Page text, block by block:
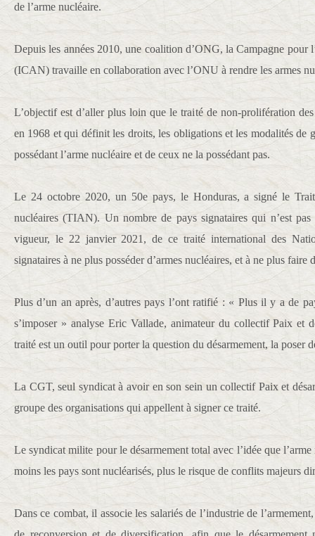
de l’arme nucléaire.
Depuis les années 2010, une coalition d’ONG, la Campagne pour
(ICAN) travaille en collaboration avec l’ONU à rendre les armes
L’objectif est d’aller plus loin que le traité de non-prolifération
en 1968 et qui définit les droits, les obligations et les modalités de
possédant l’arme nucléaire et de ceux ne la possédant pas.
Le 24 octobre 2020, un 50e pays, le Honduras, a signé le
nucléaires (TIAN). Un nombre de pays signataires qui n’est
vigueur, le 22 janvier 2021, de ce traité international des
signataires à ne plus posséder d’armes nucléaires, et à ne plus faire
Plus d’un an après, d’autres pays l’ont ratifié : « Plus il y a de
s’imposer » analyse Eric Vallade, animateur du collectif Paix et
traité est un outil pour porter la question du désarmement, la poser
La CGT, seul syndicat à avoir en son sein un collectif Paix et
groupe des organisations qui appellent à signer ce traité.
Le syndicat milite pour le désarmement total avec l’idée que l’arme
moins les pays sont nucléarisés, plus le risque de conflits majeurs
Dans ce combat, il associe les salariés de l’industrie de